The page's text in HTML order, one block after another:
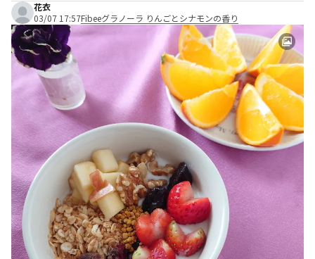
花衣
03/07 17:57Fibeeグラノーラ りんごとシナモンの香り